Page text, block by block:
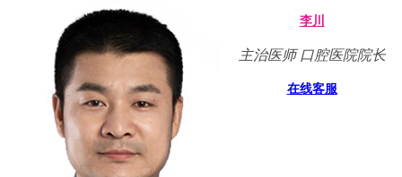
李川
主治医师 口腔医院院长
在线客服